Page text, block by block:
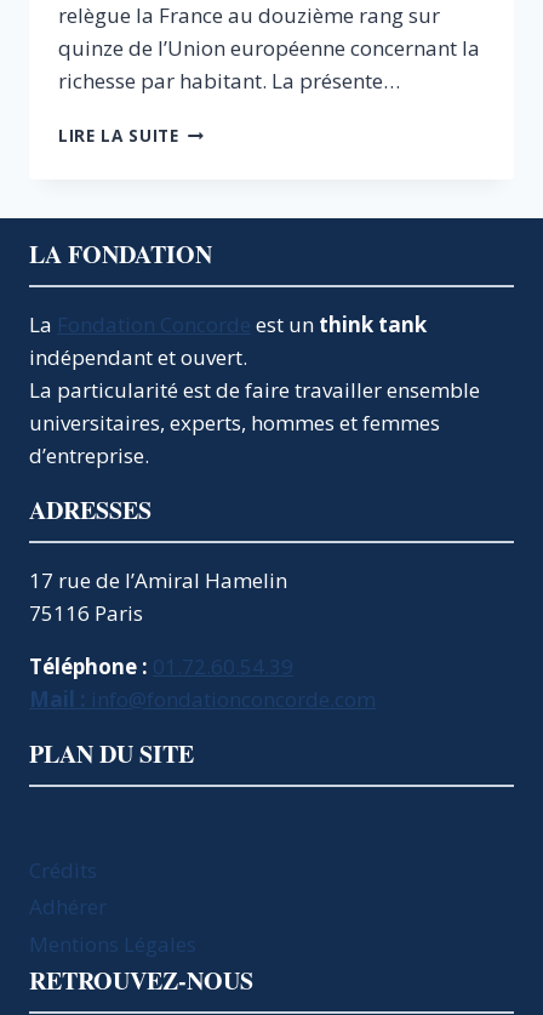
relègue la France au douzième rang sur
quinze de l’Union européenne concernant la
richesse par habitant. La présente…
LIRE LA SUITEUNE
OUVERTE
LA FONDATION
La Fondation Concorde est un think tank
indépendant et ouvert.
La particularité est de faire travailler ensemble
universitaires, experts, hommes et femmes
d’entreprise.
ADRESSES
17 rue de l’Amiral Hamelin
75116 Paris
Téléphone : 01.72.60.54.39
Mail : info@fondationconcorde.com
PLAN DU SITE
Crédits
Adhérer
Mentions Légales
RETROUVEZ-NOUS